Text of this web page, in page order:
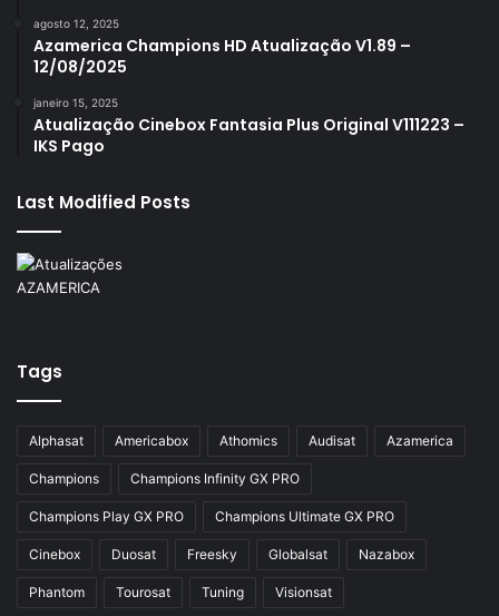
agosto 12, 2025
Azamerica Champions HD Atualização V1.89 –
12/08/2025
janeiro 15, 2025
Atualização Cinebox Fantasia Plus Original V111223 –
IKS Pago
Last Modified Posts
Tags
Alphasat Americabox Athomics Audisat Azamerica
Champions Champions Infinity GX PRO
Champions Play GX PRO Champions Ultimate GX PRO
Cinebox Duosat Freesky Globalsat Nazabox
Phantom Tourosat Tuning Visionsat